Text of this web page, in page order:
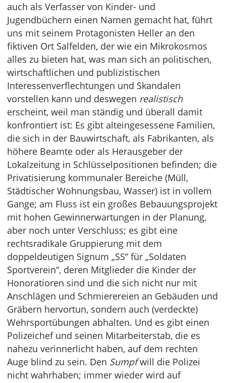
auch als Verfasser von Kinder- und
Jugendbüchern einen Namen gemacht hat, führt
uns mit seinem Protagonisten Heller an den
fiktiven Ort Salfelden, der wie ein Mikrokosmos
alles zu bieten hat, was man sich an politischen,
wirtschaftlichen und publizistischen
Interessenverflechtungen und Skandalen
vorstellen kann und deswegen realistisch
erscheint, weil man ständig und überall damit
konfrontiert ist: Es gibt alteingesessene Familien,
die sich in der Bauwirtschaft, als Fabrikanten, als
höhere Beamte oder als Herausgeber der
Lokalzeitung in Schlüsselpositionen befinden; die
Privatisierung kommunaler Bereiche (Müll,
Städtischer Wohnungsbau, Wasser) ist in vollem
Gange; am Fluss ist ein großes Bebauungsprojekt
mit hohen Gewinnerwartungen in der Planung,
aber noch unter Verschluss; es gibt eine
rechtsradikale Gruppierung mit dem
doppeldeutigen Signum „SS“ für „Soldaten
Sportverein“, deren Mitglieder die Kinder der
Honoratioren sind und die sich nicht nur mit
Anschlägen und Schmierereien an Gebäuden und
Gräbern hervortun, sondern auch (verdeckte)
Wehrsportübungen abhalten. Und es gibt einen
Polizeichef und seinen Mitarbeiterstab, die es
nahezu verinnerlicht haben, auf dem rechten
Auge blind zu sein. Den Sumpfwill die Polizei
nicht wahrhaben; immer wieder wird auf